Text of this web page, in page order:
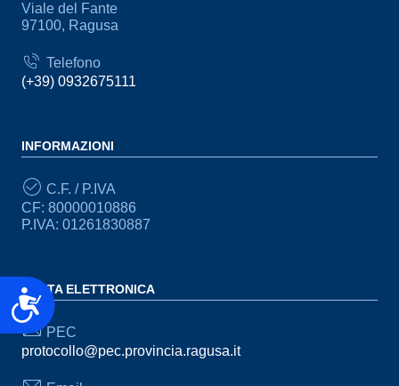
Accessibilità
Viale del Fante
97100, Ragusa
Telefono
(+39) 0932675111
INFORMAZIONI
C.F. / P.IVA
CF: 80000010886
P.IVA: 01261830887
POSTA ELETTRONICA
PEC
protocollo@pec.provincia.ragusa.it